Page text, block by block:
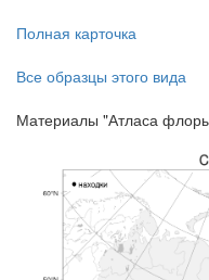
Полная карточка
Все образцы этого вида
Материалы "Атласа